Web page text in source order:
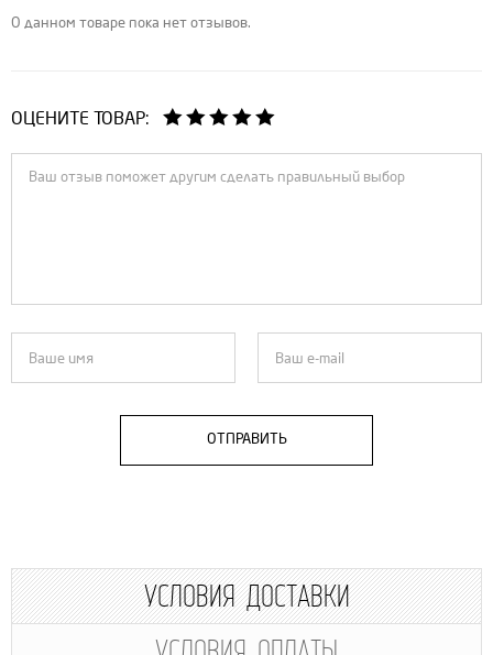
О данном товаре пока нет отзывов.
ОЦЕНИТЕ ТОВАР:
ОТПРАВИТЬ
УСЛОВИЯ ДОСТАВКИ